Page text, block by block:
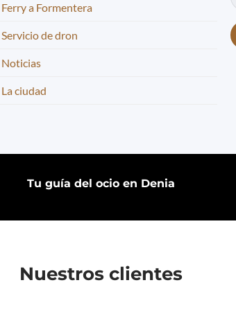
Ferry a Formentera
Servicio de dron
Noticias
La ciudad
Tu guía del ocio en Denia
Nuestros clientes